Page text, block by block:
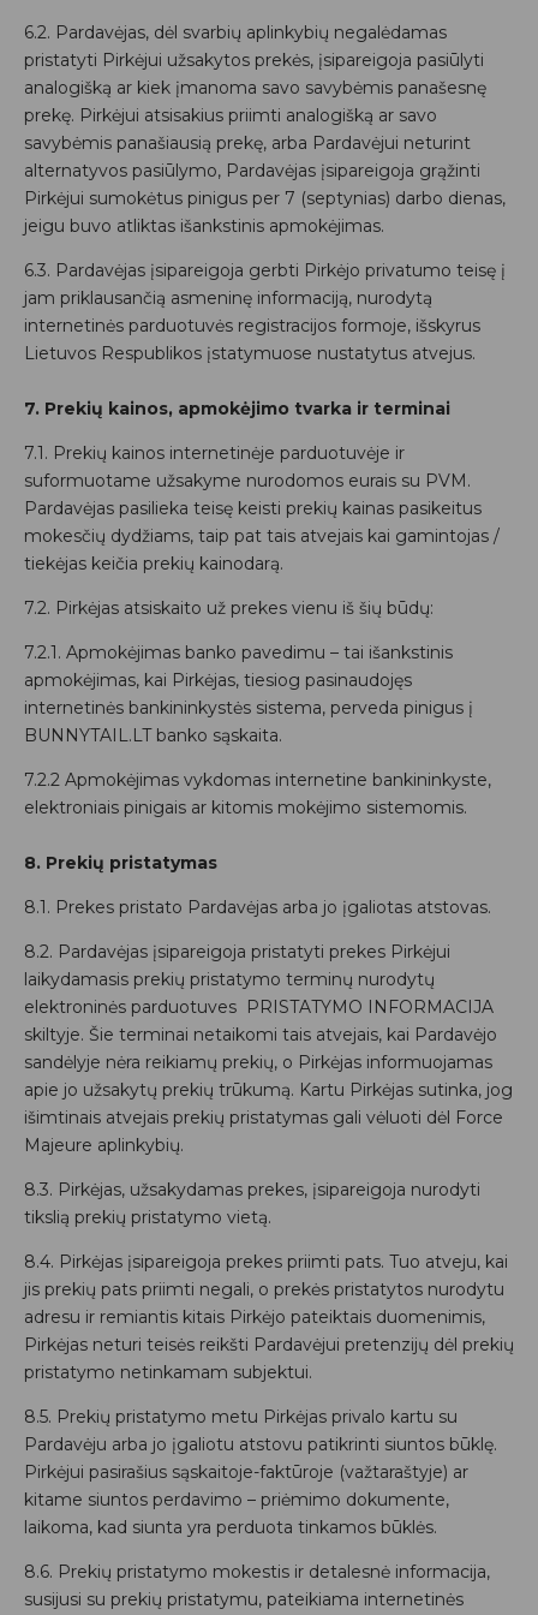
6.2. Pardavėjas, dėl svarbių aplinkybių negalėdamas
pristatyti Pirkėjui užsakytos prekės, įsipareigoja pasiūlyti
analogišką ar kiek įmanoma savo savybėmis panašesnę
prekę. Pirkėjui atsisakius priimti analogišką ar savo
savybėmis panašiausią prekę, arba Pardavėjui neturint
alternatyvos pasiūlymo, Pardavėjas įsipareigoja grąžinti
Pirkėjui sumokėtus pinigus per 7 (septynias) darbo dienas,
jeigu buvo atliktas išankstinis apmokėjimas.
6.3. Pardavėjas įsipareigoja gerbti Pirkėjo privatumo teisę į
jam priklausančią asmeninę informaciją, nurodytą
internetinės parduotuvės registracijos formoje, išskyrus
Lietuvos Respublikos įstatymuose nustatytus atvejus.
7. Prekių kainos, apmokėjimo tvarka ir terminai
7.1. Prekių kainos internetinėje parduotuvėje ir
suformuotame užsakyme nurodomos eurais su PVM.
Pardavėjas pasilieka teisę keisti prekių kainas pasikeitus
mokesčių dydžiams, taip pat tais atvejais kai gamintojas /
tiekėjas keičia prekių kainodarą.
7.2. Pirkėjas atsiskaito už prekes vienu iš šių būdų:
7.2.1. Apmokėjimas banko pavedimu – tai išankstinis
apmokėjimas, kai Pirkėjas, tiesiog pasinaudojęs
internetinės bankininkystės sistema, perveda pinigus į
BUNNYTAIL.LT banko sąskaita.
7.2.2 Apmokėjimas vykdomas internetine bankininkyste,
elektroniais pinigais ar kitomis mokėjimo sistemomis.
8. Prekių pristatymas
8.1. Prekes pristato Pardavėjas arba jo įgaliotas atstovas.
8.2. Pardavėjas įsipareigoja pristatyti prekes Pirkėjui
laikydamasis prekių pristatymo terminų nurodytų
elektroninės parduotuves PRISTATYMO INFORMACIJA
skiltyje. Šie terminai netaikomi tais atvejais, kai Pardavėjo
sandėlyje nėra reikiamų prekių, o Pirkėjas informuojamas
apie jo užsakytų prekių trūkumą. Kartu Pirkėjas sutinka, jog
išimtinais atvejais prekių pristatymas gali vėluoti dėl Force
Majeure aplinkybių.
8.3. Pirkėjas, užsakydamas prekes, įsipareigoja nurodyti
tikslią prekių pristatymo vietą.
8.4. Pirkėjas įsipareigoja prekes priimti pats. Tuo atveju, kai
jis prekių pats priimti negali, o prekės pristatytos nurodytu
adresu ir remiantis kitais Pirkėjo pateiktais duomenimis,
Pirkėjas neturi teisės reikšti Pardavėjui pretenzijų dėl prekių
pristatymo netinkamam subjektui.
8.5. Prekių pristatymo metu Pirkėjas privalo kartu su
Pardavėju arba jo įgaliotu atstovu patikrinti siuntos būklę.
Pirkėjui pasirašius sąskaitoje-faktūroje (važtaraštyje) ar
kitame siuntos perdavimo – priėmimo dokumente,
laikoma, kad siunta yra perduota tinkamos būklės.
8.6. Prekių pristatymo mokestis ir detalesnė informacija,
susijusi su prekių pristatymu, pateikiama internetinės